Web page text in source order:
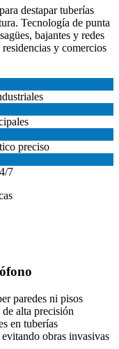
destapar tuberías
Tecnología de punta
bajantes y redes
y comercios
preciso
7
paredes ni pisos
alta precisión
en tuberías
obras invasivas